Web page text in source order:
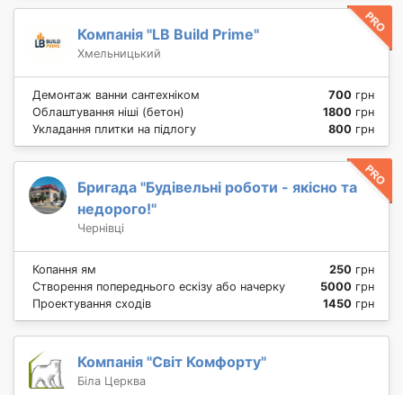
Компанія "LB Build Prime"
Хмельницький
Демонтаж ванни сантехніком 700 грн
Облаштування ніші (бетон)
1800 грн
Укладання плитки на підлогу
800 грн
Бригада "Будівельні роботи - якісно та
недорого!"
Чернівці
Копання ям 250 грн
Створення попереднього ескізу або начерку
5000 грн
Проектування сходів
1450 грн
Компанія "Світ Комфорту"
Біла Церква